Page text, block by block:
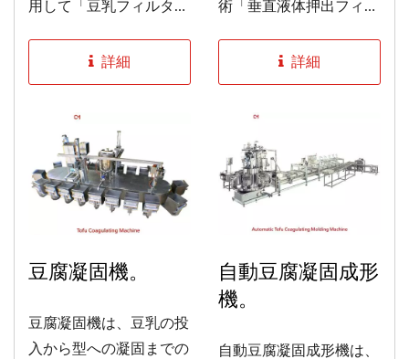
用して「豆乳フィルター
法（標準容量は70%）を
設計しており、出力を大
処理コストを削減しま
す。...
詳細
術「垂直液体押出フィル
詳細
豆腐凝固機。
豆腐凝固機は、豆乳の投
入から型への凝固までの
自動豆腐凝固成形
機。
自動豆腐凝固成形機は、